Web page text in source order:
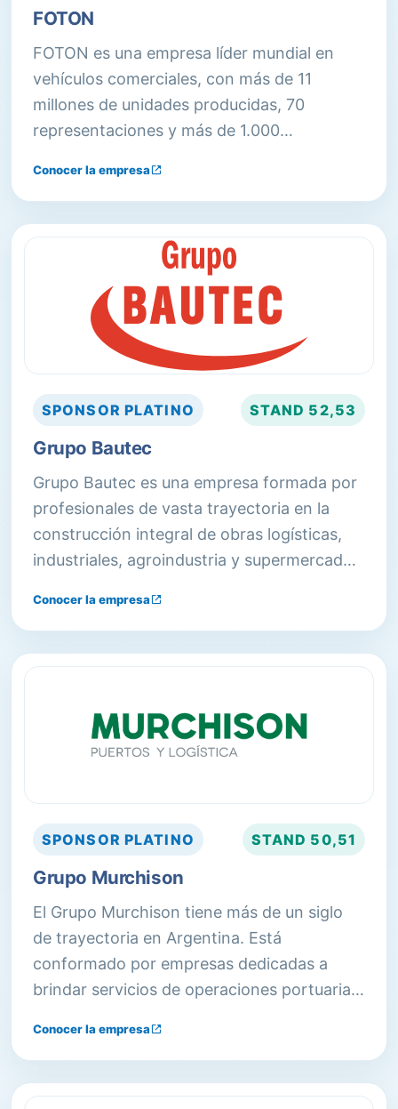
FOTON
FOTON es una empresa líder mundial en
vehículos comerciales, con más de 11
millones de unidades producidas, 70
representaciones y más de 1.000
Conocer la empresa
SPONSOR PLATINO STAND 52,53
Grupo Bautec
Grupo Bautec es una empresa formada por
profesionales de vasta trayectoria en la
construcción integral de obras logísticas,
industriales, agroindustria y supermercados.
como referente del segmento y líder en
Conocer la empresa
SPONSOR PLATINO STAND 50,51
Grupo Murchison
El Grupo Murchison tiene más de un siglo
de trayectoria en Argentina. Está
conformado por empresas dedicadas a
brindar servicios de operaciones portuarias,
equipos, servicios a la industria del oil & gas,
Conocer la empresa